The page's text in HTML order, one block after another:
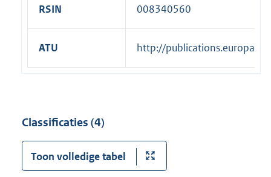
RSIN 008340560
ATU http://
Classificaties (4)
Toon volledige tabel